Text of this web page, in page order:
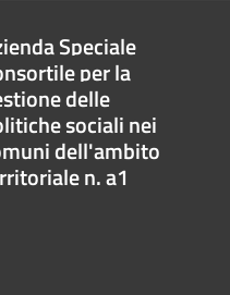
Speciale
per la
delle
sociali nei
dell'ambito
n. a1